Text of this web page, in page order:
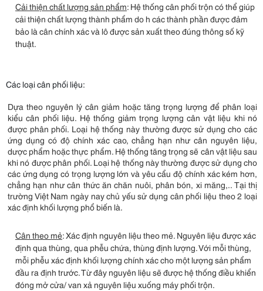
Cải thiện chất lượng sản phẩm: Hệ thống cân phối trộn có thể giúp
cải thiện chất lượng thành phẩm do h các thành phần được đảm
bảo là cân chính xác và lô được sản xuất theo đúng thông số kỹ
thuật.
Các loại cân phối liệu:
Dựa theo nguyên lý cân giảm hoặc tăng trọng lượng để phân loại
kiểu cân phối liệu. Hệ thống giảm trọng lượng cân vật liệu khi nó
được phân phối. Loại hệ thống này thường được sử dụng cho các
ứng dụng có độ chính xác cao, chẳng hạn như cân nguyên liệu,
dược phẩm hoặc thực phẩm. Hệ thống tăng trọng sẽ cân vật liệu sau
khi nó được phân phối. Loại hệ thống này thường được sử dụng cho
các ứng dụng có trọng lượng lớn và yêu cẩu độ chính xác kém hơn,
chẳng hạn như cân thức ăn chăn nuôi, phân bón, xi măng,.. Tại thị
trường Việt Nam ngày nay chủ yếu sử dụng cân phối liệu theo 2 loại
xác định khối lượng phổ biến là.
Cân theo mẻ: Xác định nguyên liệu theo mẻ. Nguyên liệu được xác
định qua thùng, qua phễu chứa, thùng định lượng. Với mỗi thùng,
mỗi phễu xác định khối lượng chính xác cho một lượng sản phẩm
đầu ra định trước. Từ đây nguyên liệu sẽ được hệ thống điều khiển
đóng mở cửa/ van xả nguyên liệu xuống máy phối trộn.